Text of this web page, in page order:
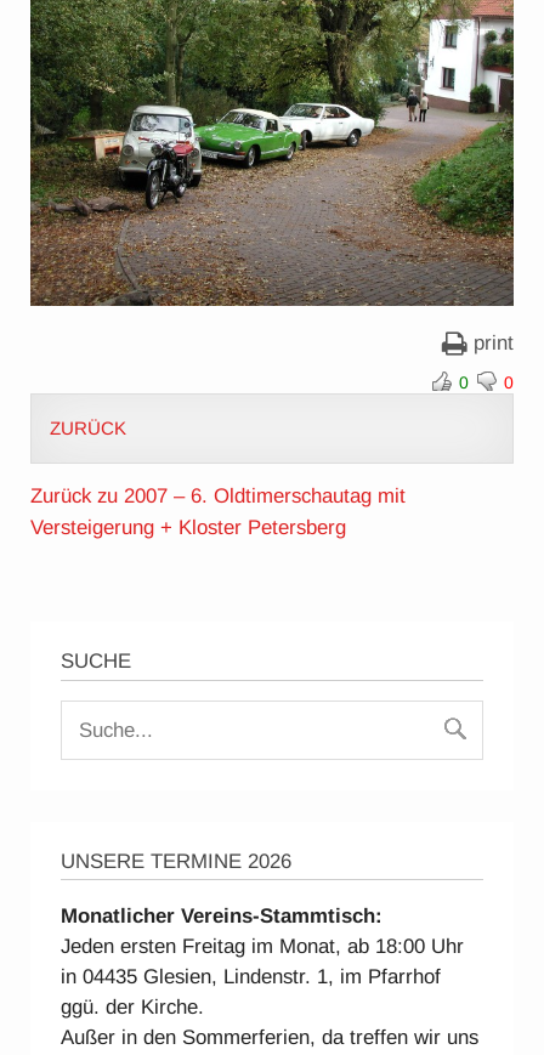
print
0 0
ZURÜCK
Zurück zu 2007 – 6. Oldtimerschautag mit
Versteigerung + Kloster Petersberg
SUCHE
UNSERE TERMINE 2026
Monatlicher Vereins-Stammtisch:
Jeden ersten Freitag im Monat, ab 18:00 Uhr
in 04435 Glesien, Lindenstr. 1, im Pfarrhof
ggü. der Kirche.
Außer in den Sommerferien, da treffen wir uns